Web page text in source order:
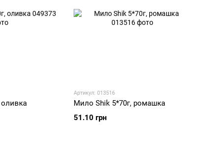
Артикул: 013516
Мило Shik 5*70г, ромашка
51.10 грн